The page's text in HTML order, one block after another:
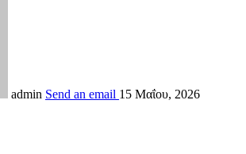
admin Send an email 15 Μαΐου, 2026